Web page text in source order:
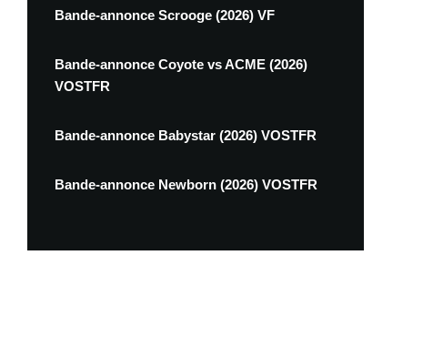
Bande-annonce Scrooge (2026) VF
Bande-annonce Coyote vs ACME (2026)
VOSTFR
Bande-annonce Babystar (2026) VOSTFR
Bande-annonce Newborn (2026) VOSTFR